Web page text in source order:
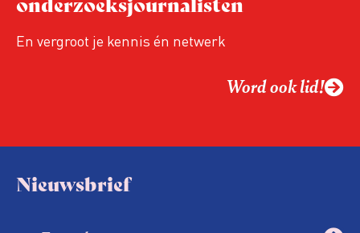
een steeds onverschilligere macht?
En vergroot je kennis én netwerk
Word ook lid!
Nieuwsbrief